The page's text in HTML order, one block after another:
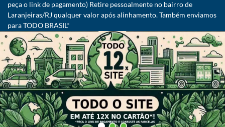
peça o link de pagamento) Retire pessoalmente no bairro de
Laranjeiras/RJ qualquer valor após alinhamento. Também enviamos
para TODO BRASIL*